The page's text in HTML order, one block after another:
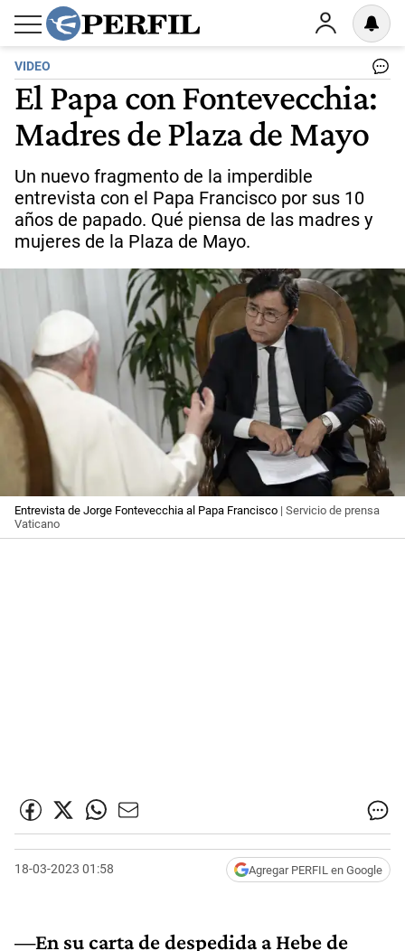
VIDEO
El Papa con Fontevecchia:
Madres de Plaza de Mayo
Un nuevo fragmento de la imperdible
entrevista con el Papa Francisco por sus 10
años de papado. Qué piensa de las madres y
mujeres de la Plaza de Mayo.
Entrevista de Jorge Fontevecchia al Papa Francisco | Servicio de prensa
Vaticano
18-03-2023 01:58 Agregar PERFIL en Google
—En su carta de despedida a Hebe de